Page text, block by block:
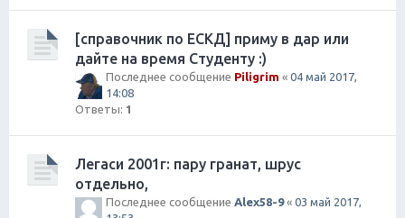
[справочник по ЕСКД] приму в дар или
дайте на время Студенту :)
Последнее сообщение Piligrim « 04 май 2017,
14:08
Ответы: 1
Легаси 2001г: пару гранат, шрус
отдельно,
Последнее сообщение Alex58-9« 03 май 2017,